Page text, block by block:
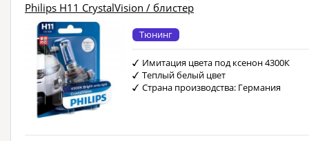
Philips H11 CrystalVision / блистер
Тюнинг
Имитация цвета под ксенон 4300К
Теплый белый цвет
Страна производства: Германия